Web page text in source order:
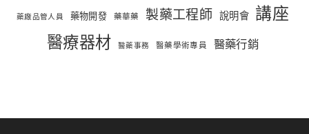
藥廠品管人員 藥物開發 藥華藥 製藥工程師 說明會 講座
醫療器材 醫藥事務 醫藥學術專員 醫藥行銷